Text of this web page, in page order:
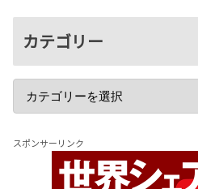
カテゴリー
スポンサーリンク